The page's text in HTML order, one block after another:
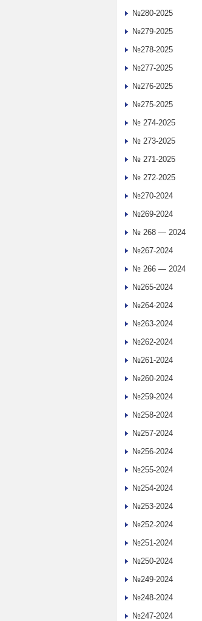
№280-2025
№279-2025
№278-2025
№277-2025
№276-2025
№275-2025
№ 274-2025
№ 273-2025
№ 271-2025
№ 272-2025
№270-2024
№269-2024
№ 268 — 2024
№267-2024
№ 266 — 2024
№265-2024
№264-2024
№263-2024
№262-2024
№261-2024
№260-2024
№259-2024
№258-2024
№257-2024
№256-2024
№255-2024
№254-2024
№253-2024
№252-2024
№251-2024
№250-2024
№249-2024
№248-2024
№247-2024